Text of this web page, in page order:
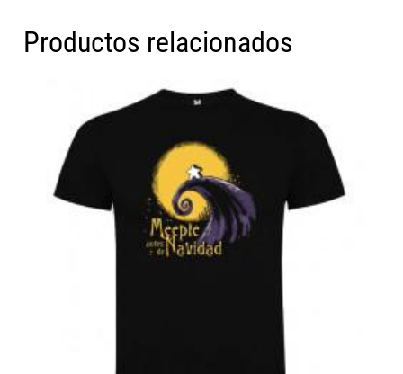
Productos relacionados